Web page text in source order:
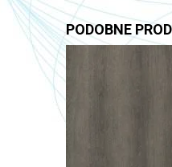
PODOBNE